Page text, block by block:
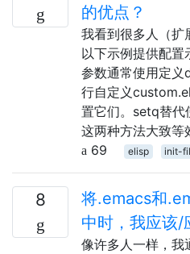
的优点？
我看到很多人（扩
以下示例提供配
参数通常使用定
行自定义
置它们。setq替代
这两种方法大致等
69
elisp init-
8
将.emacs和
中时，我应该/
像许多人一样，我